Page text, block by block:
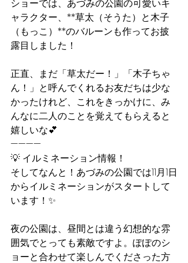
ショーでは、あづみの公園の可愛いキ
ャラクター、**草太（そうた）と木子
（もっこ）**のバルーンも作ってお披
露目しました！
正直、まだ「草太だー！」「木子ちゃ
ん！」と呼んでくれるお友だちは少な
かったけれど、これをきっかけに、み
んなに二人のことを覚えてもらえると
嬉しいな💕
————
💡 イルミネーション情報！
そしてなんと！あづみの公園では11月1日
からイルミネーションがスタートして
います！✨
夜の公園は、昼間とは違う幻想的な雰
囲気でとっても素敵ですよ。ぽぽのシ
ョーと合わせて楽しんでくださった方